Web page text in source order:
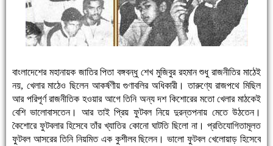
বাংলাদেশের মহানায়ক জাতির পিতা বঙ্গবন্ধু শেখ মুজিবুর রহমান শুধু রাজনীতির মাঠেই
নয়, খেলার মাঠেও ছিলেন আকর্ষণীয় গুণাবলির অধিকারী। তারুণ্যে রাজপথে মিছিল
আর পরিপূর্ণ রাজনীতিক হওয়ার আগে তিনি অন্য দশ কিশোরের মতো খেলার মাঠকেই
বেশি ভালোবাসতেন। আর তাই প্রিয় ফুটবল নিয়ে দুরন্তপনায় মেতে উঠতেন।
কৈশোরে ফুটবলার হিসেবে তাঁর খ্যাতির কোনো ঘাটতি ছিলো না। প্রতিযোগিতামূলত
ফুটবল আসরের তিনি নিয়মিত এক কুশীলব ছিলেন। ভালো ফুটবল খেলোয়াড় হিসেবে